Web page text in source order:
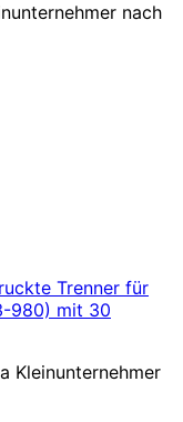
nach
Trenner für
980) mit 30
Kleinunternehmer